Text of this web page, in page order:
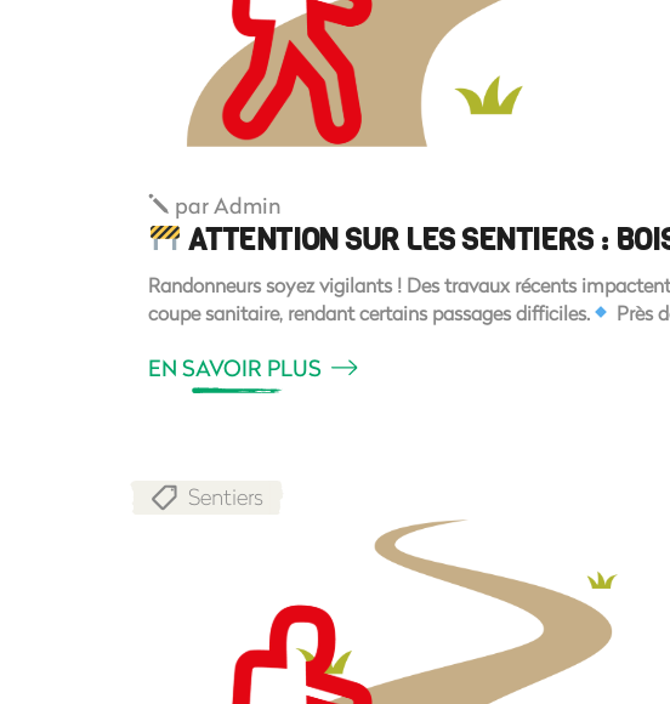
parAdmin
ATTENTION SUR LES SENTIERS :
Randonneurs soyez vigilants ! Des travaux récents
coupe sanitaire, rendant certains passages difficiles.
Près
EN SAVOIR PLUS
Sentiers